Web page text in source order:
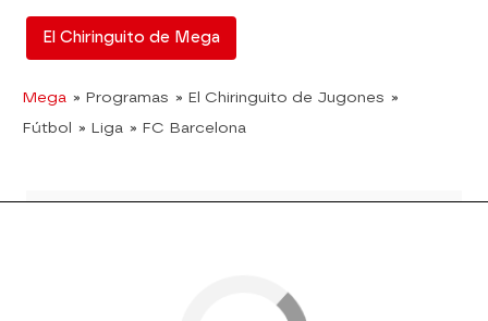
El Chiringuito de Mega
Mega » Programas » El Chiringuito de Jugones »
Fútbol » Liga » FC Barcelona